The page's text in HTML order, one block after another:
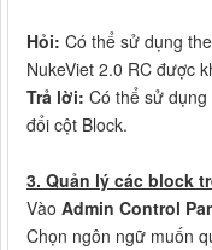
Hỏi: Có thể sử dụng
NukeViet 2.0 RC được
Trả lời: Có thể sử
đổi cột Block.
3. Quản lý các block
Vào Admin Control
Chọn ngôn ngữ muốn